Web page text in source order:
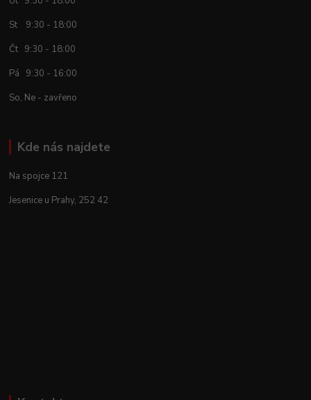
St 9:30 - 18:00
Čt 9:30 - 18:00
Pá 9:30 - 16:00
So, Ne - zavřeno
Kde nás najdete
Na spojce 121
Jesenice u Prahy, 252 42